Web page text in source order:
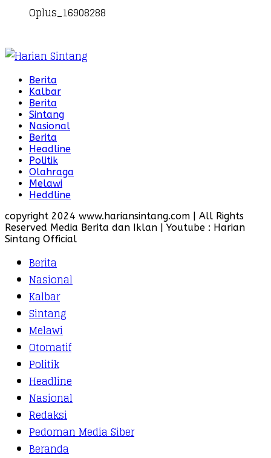
Oplus_16908288
Berita
Kalbar
Berita
Sintang
Nasional
Berita
Headline
Politik
Olahraga
Melawi
Heddline
copyright 2024 www.hariansintang.com | All Rights
Reserved Media Berita dan Iklan | Youtube : Harian
Sintang Official
Berita
Nasional
Kalbar
Sintang
Melawi
Otomatif
Politik
Headline
Nasional
Redaksi
Pedoman Media Siber
Beranda